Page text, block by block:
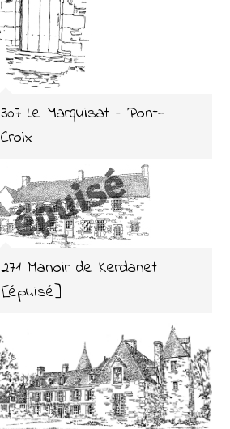
307 Le Marquisat – Pont-
Croix
271 Manoir de Kerdanet
[épuisé]